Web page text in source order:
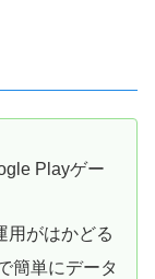
Playゲー
用がはかどる
簡単にデータ